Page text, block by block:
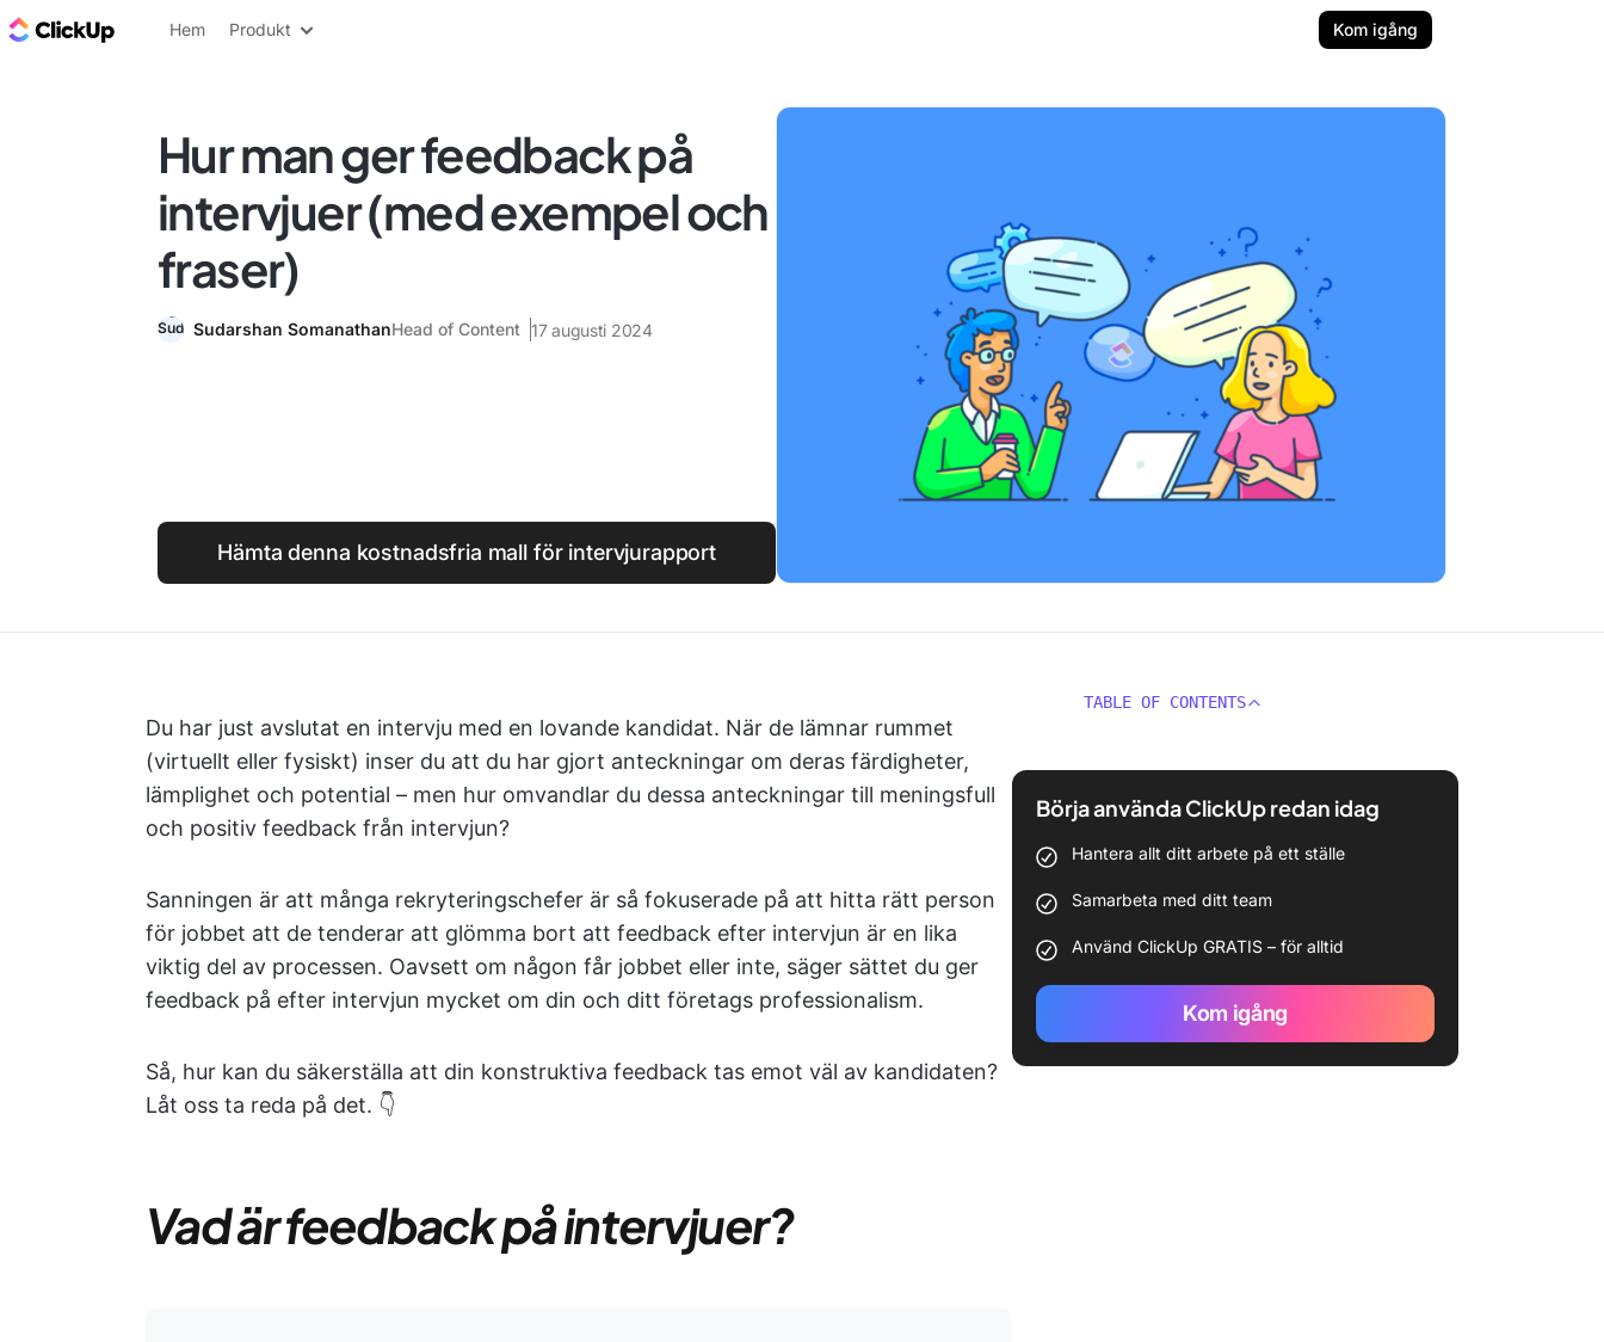
ClickUp-bloggen
Hem Produkt Kom igång
Hur man ger feedback på
intervjuer (med exempel och
fraser)
Sudarshan SomanathanHead of Content 17 augusti 2024
Hämta denna kostnadsfria mall för intervjurapport
Du har just avslutat en intervju med en lovande kandidat. När de lämnar rummet
(virtuellt eller fysiskt) inser du att du har gjort anteckningar om deras färdigheter,
lämplighet och potential – men hur omvandlar du dessa anteckningar till meningsfull
och positiv feedback från intervjun?
Sanningen är att många rekryteringschefer är så fokuserade på att hitta rätt person
för jobbet att de tenderar att glömma bort att feedback efter intervjun är en lika
viktig del av processen. Oavsett om någon får jobbet eller inte, säger sättet du ger
feedback på efter intervjun mycket om din och ditt företags professionalism.
Så, hur kan du säkerställa att din konstruktiva feedback tas emot väl av kandidaten?
Låt oss ta reda på det. 👇
Vad är feedback på intervjuer?
TABLE OF CONTENTS
Börja använda ClickUp redan idag
Hantera allt ditt arbete på ett ställe
Samarbeta med ditt team
Använd ClickUp GRATIS – för alltid
Kom igång